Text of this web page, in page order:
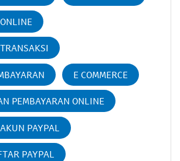
E COMMERCE
PEMBAYARAN ONLINE
PAYPAL
PAYPAL